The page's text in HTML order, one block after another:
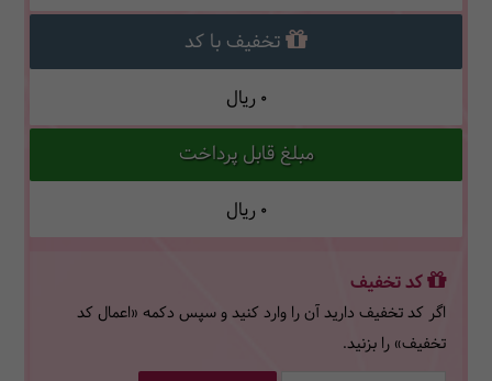
تخفیف با کد
0 ریال
مبلغ قابل پرداخت
0 ریال
کد تخفیف
اگر کد تخفیف دارید آن را وارد کنید و سپس دکمه «اعمال کد
تخفیف» را بزنید.